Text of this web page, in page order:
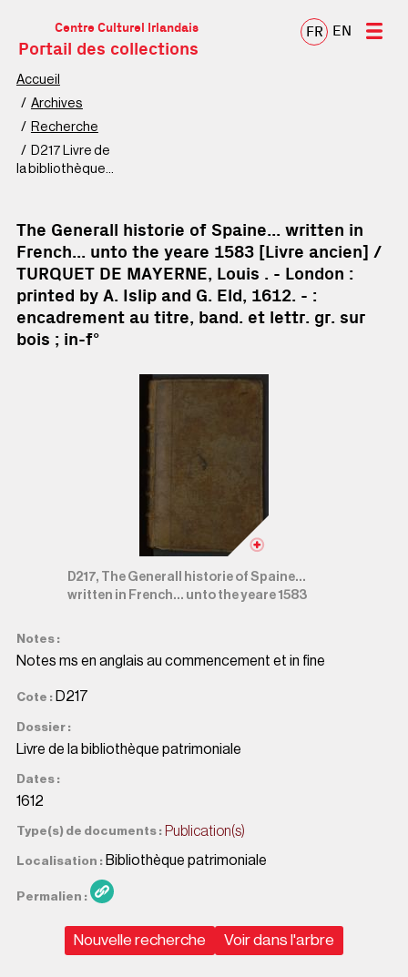
Centre Culturel Irlandais
Portail des collections
FR EN
Accueil
Archives
Recherche
D217 Livre de
la bibliothèque
The Generall historie of Spaine... written in
French... unto the yeare 1583 [Livre ancien] /
TURQUET DE MAYERNE, Louis . - London :
printed by A. Islip and G. Eld, 1612. - :
encadrement au titre, band. et lettr. gr. sur
bois ; in-f°
D217, The Generall historie of Spaine...
written in French... unto the yeare 1583
Notes
Notes ms en anglais au commencement et in fine
Cote D217
Dossier
Livre de la bibliothèque patrimoniale
Dates
1612
Type(s) de documents Publication(s)
Localisation Bibliothèque patrimoniale
Permalien
Nouvelle recherche Voir dans l'arbre